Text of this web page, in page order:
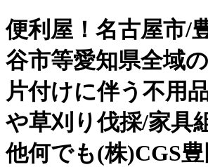
便利屋！名古屋市/
谷市等愛知県全域
片付けに伴う不用
や草刈り伐採/家具
他何でも(株)CGS